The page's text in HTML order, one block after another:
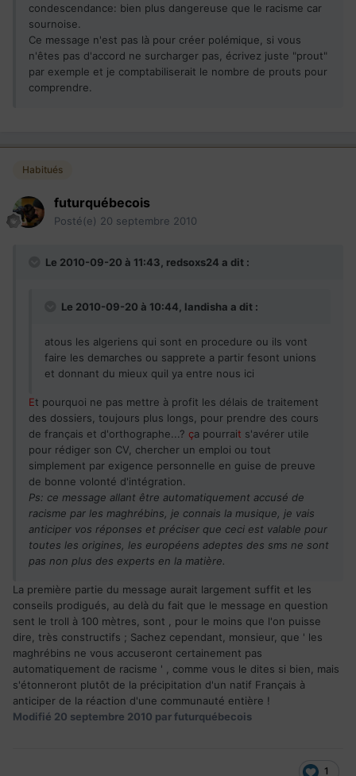
condescendance: bien plus dangereuse que le racisme car
sournoise.
Ce message n'est pas là pour créer polémique, si vous
n'êtes pas d'accord ne surcharger pas, écrivez juste "prout"
par exemple et je comptabiliserait le nombre de prouts pour
comprendre.
Habitués
futurquébecois
Posté(e) 20 septembre 2010
Le 2010-09-20 à 11:43, redsoxs24 a dit :
Le 2010-09-20 à 10:44, landisha a dit :
atous les algeriens qui sont en procedure ou ils vont
faire les demarches ou sapprete a partir fesont unions
et donnant du mieux quil ya entre nous ici
Et pourquoi ne pas mettre à profit les délais de traitement
des dossiers, toujours plus longs, pour prendre des cours
de français et d'orthographe...? ça pourrait s'avérer utile
pour rédiger son CV, chercher un emploi ou tout
simplement par exigence personnelle en guise de preuve
de bonne volonté d'intégration.
Ps: ce message allant être automatiquement accusé de
racisme par les maghrébins, je connais la musique, je vais
anticiper vos réponses et préciser que ceci est valable pour
toutes les origines, les européens adeptes des sms ne sont
pas non plus des experts en la matière.
La première partie du message aurait largement suffit et les
conseils prodigués, au delà du fait que le message en question
sent le troll à 100 mètres, sont , pour le moins que l'on puisse
dire, très constructifs ; Sachez cependant, monsieur, que ' les
maghrébins ne vous accuseront certainement pas
automatiquement de racisme ' , comme vous le dites si bien, mais
s'étonneront plutôt de la précipitation d'un natif Français à
anticiper de la réaction d'une communauté entière !
Modifié 20 septembre 2010 par futurquébecois
1